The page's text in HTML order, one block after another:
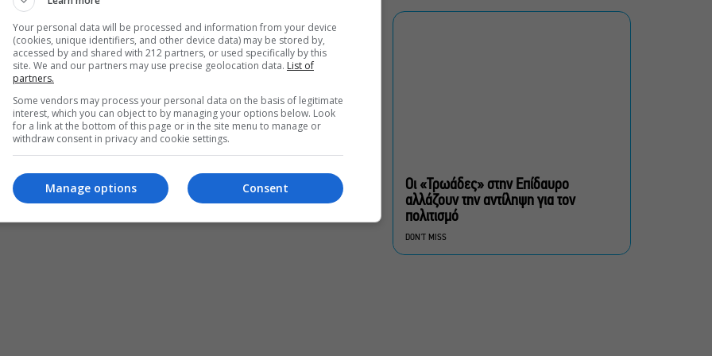
ΑΚΟΜΑ
10 κομμάτια που πρέπει να έχεις στην
σου μέχρι τα 30
σινεμά στην Ταράτσα του
Πρόστιμα έως 73.000€ για
αυθαίρετες καταλήψεις
Πέντε διηγήματα του
Οι «Τρωάδες» στην Επίδαυρο
αλλάζουν την αντίληψη για τον
πολιτισμό
DON'T MISS
Your personal data will be processed and information from your device
(cookies, unique identifiers, and other device data) may be stored by,
accessed by and shared with 212 partners, or used specifically by this
site. We and our partners may use precise geolocation data. List of
partners.
Some vendors may process your personal data on the basis of legitimate
interest, which you can object to by managing your options below. Look
for a link at the bottom of this page or in the site menu to manage or
withdraw consent in privacy and cookie settings.
Consent
Manage options